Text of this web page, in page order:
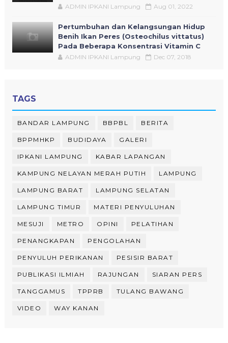
ADMIN IPKANI Lampung Aug 01, 2022
Pertumbuhan dan Kelangsungan Hidup
Benih Ikan Peres (Osteochilus vittatus)
Pada Beberapa Konsentrasi Vitamin C
ADMIN IPKANI Lampung Dec 07, 2018
TAGS
BANDAR LAMPUNG BBPBL BERITA
BPPMHKP BUDIDAYA GALERI
IPKANI LAMPUNG KABAR LAPANGAN
KAMPUNG NELAYAN MERAH PUTIH LAMPUNG
LAMPUNG BARAT LAMPUNG SELATAN
LAMPUNG TIMUR MATERI PENYULUHAN
MESUJI METRO OPINI PELATIHAN
PENANGKAPAN PENGOLAHAN
PENYULUH PERIKANAN PESISIR BARAT
PUBLIKASI ILMIAH RAJUNGAN SIARAN PERS
TANGGAMUS TPPRB TULANG BAWANG
VIDEO WAY KANAN